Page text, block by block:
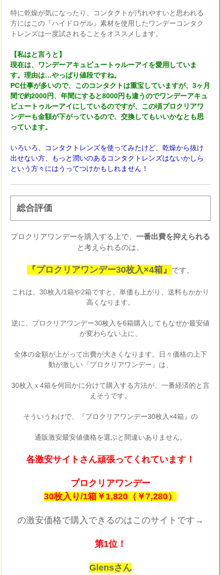
特に乾燥が気になったり、コンタクトが汚れやすいと思われる
方にはこの『ハイドロゲル』素材を使用したワンデーコンタク
トレンズは一度試されることをオススメします。
【私はと言うと】
現在は、ワンデーアキュビュートゥルーアイを愛用していま
す。理由は…やっぱり値段ですね。
PC仕事が多いので、このコンタクトは重宝していますが、3ヶ月
間で約2000円、年間にすると8000円も違うのでワンデーアキュ
ビュートゥルーアイにしているのですが、この頃プロクリアワ
ンデーも金額が下がっているので、交換してもいいかなとも思
っています。
いろいろ、コンタクトレンズを使ってみたけど、乾燥から抜け
出せない方、もっと潤いのあるコンタクトレンズはないかしら
という方々にはうってつけかもしれません！
総合評価
プロクリアワンデーを購入する上で、一番出費を抑えられる
と考えられるのは、
『プロクリアワンデー30枚入×4箱』 です。
これは、30枚入/1箱や2箱ですと、単価も上がり、送料もかかり
高くなります。
逆に、プロクリアワンデー30枚入を6箱購入してもなぜか最安値
が変わらない上に、
全体の金額が上がって出費が大きくなります。日々価格の上下
動が激しい『プロクリアワンデー』は、
30枚入ｘ4箱を何回かに分けて購入する方法が、一番経済的と言
えそうです。
そういうわけで、『プロクリアワンデー30枚入×4箱』の
通販激安最安値価格を選ぶと間違いありません。
各激安サイトさん頑張ってくれています！
プロクリアワンデー
30枚入り/1箱￥1,820（￥7,280）
の激安価格で購入できるのはこのサイトです→
第1位！
Glensさん